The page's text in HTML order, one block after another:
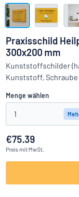
Das Gesuchte nicht
Alle Kategorien
Einloggen
Kundenservice
Privat / Firma
Praxisschild
300x200 mm
Kunststoffschilder
Kunststoff,
Menge wählen
1
€75.39
Preis mit MwSt.